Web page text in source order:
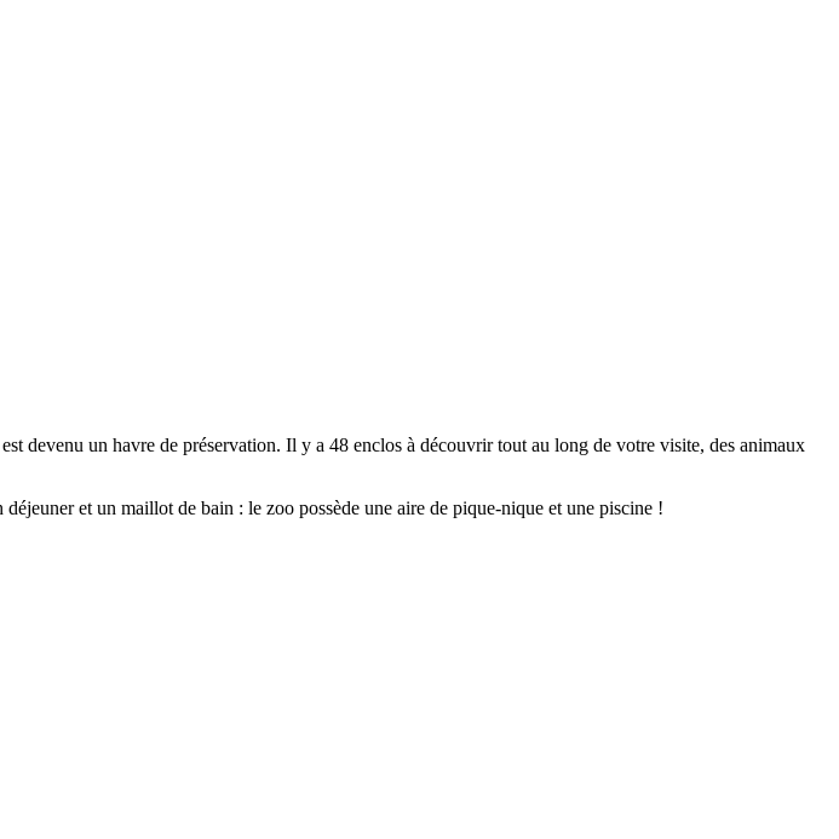
devenu un havre de préservation. Il y a 48 enclos à découvrir tout au long de votre visite, des animaux
et un maillot de bain : le zoo possède une aire de pique-nique et une piscine !